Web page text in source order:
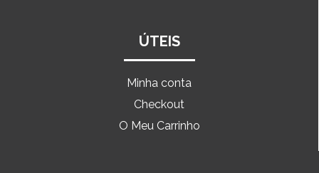
ÚTEIS
Minha conta
Checkout
O Meu Carrinho